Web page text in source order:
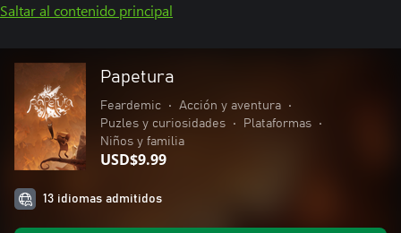
Saltar al contenido principal
Papetura
Feardemic • Acción y aventura
•
Puzles y curiosidades
• Plataformas
•
Niños y familia
USD$9.99
13 idiomas admitidos